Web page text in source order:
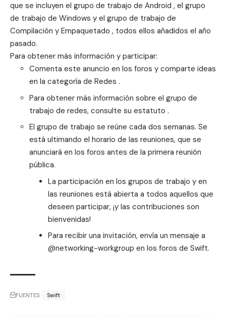
que se incluyen el grupo de trabajo de Android , el grupo
de trabajo de Windows y el grupo de trabajo de
Compilación y Empaquetado , todos ellos añadidos el año
pasado.
Para obtener más información y participar:
Comenta este anuncio en los foros y comparte ideas
en la categoría de Redes .
Para obtener más información sobre el grupo de
trabajo de redes, consulte su estatuto .
El grupo de trabajo se reúne cada dos semanas. Se
está ultimando el horario de las reuniones, que se
anunciará en los foros antes de la primera reunión
pública.
La participación en los grupos de trabajo y en
las reuniones está abierta a todos aquellos que
deseen participar, ¡y las contribuciones son
bienvenidas!
Para recibir una invitación, envía un mensaje a
@networking-workgroup en los foros de Swift.
FUENTES: Swift